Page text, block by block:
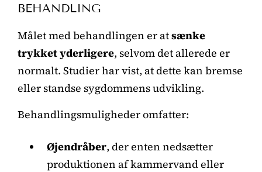
BEHANDLING
Målet med behandlingen er atsænke
trykket yderligere, selvom det allerede er
normalt. Studier har vist, at dette kan bremse
eller standse sygdommens udvikling.
Behandlingsmuligheder omfatter:
Øjendråber, der enten nedsætter
produktionen af kammervand eller